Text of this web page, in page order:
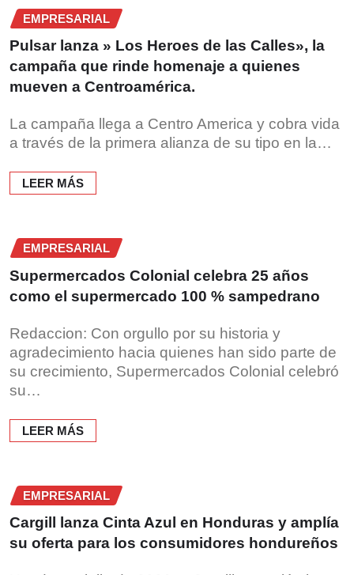
EMPRESARIAL
Pulsar lanza » Los Heroes de las Calles», la
campaña que rinde homenaje a quienes
mueven a Centroamérica.
La campaña llega a Centro America y cobra vida
a través de la primera alianza de su tipo en la…
LEER MÁS
EMPRESARIAL
Supermercados Colonial celebra 25 años
como el supermercado 100 % sampedrano
Redaccion: Con orgullo por su historia y
agradecimiento hacia quienes han sido parte de
su crecimiento, Supermercados Colonial celebró
su…
LEER MÁS
EMPRESARIAL
Cargill lanza Cinta Azul en Honduras y amplía
su oferta para los consumidores hondureños